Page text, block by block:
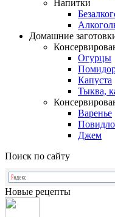
Напитки
Домашние
Огурцы
Капуста
Тыква,
Варенье
Повидло
Джем
Поиск по сайту
Новые рецепты